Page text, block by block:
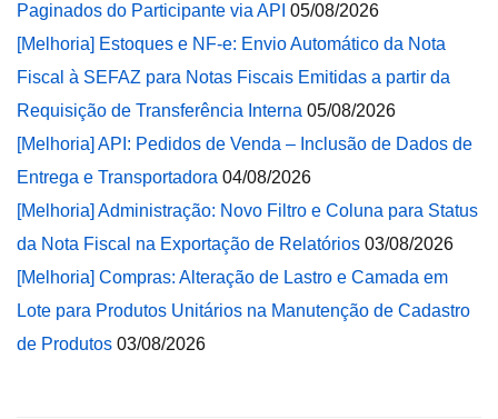
Paginados do Participante via API 05/08/2026
[Melhoria] Estoques e NF-e: Envio Automático da Nota
Fiscal à SEFAZ para Notas Fiscais Emitidas a partir da
Requisição de Transferência Interna 05/08/2026
[Melhoria] API: Pedidos de Venda – Inclusão de Dados de
Entrega e Transportadora 04/08/2026
[Melhoria] Administração: Novo Filtro e Coluna para Status
da Nota Fiscal na Exportação de Relatórios 03/08/2026
[Melhoria] Compras: Alteração de Lastro e Camada em
Lote para Produtos Unitários na Manutenção de Cadastro
de Produtos 03/08/2026